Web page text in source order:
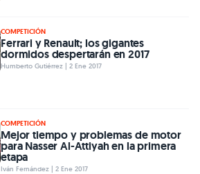
COMPETICIÓN
Ferrari y Renault; los gigantes
dormidos despertarán en 2017
Humberto Gutiérrez | 2 Ene 2017
COMPETICIÓN
Mejor tiempo y problemas de motor
para Nasser Al-Attiyah en la primera
etapa
Iván Fernández | 2 Ene 2017